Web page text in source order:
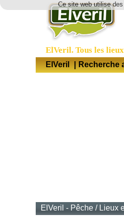
Ce site web utilise
ElVeril. Tous les
ElVeril | Recherche
ElVeril - Pêche / Lieux